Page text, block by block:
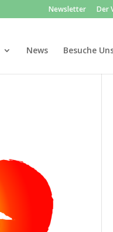
Newsletter Der
News Besuche